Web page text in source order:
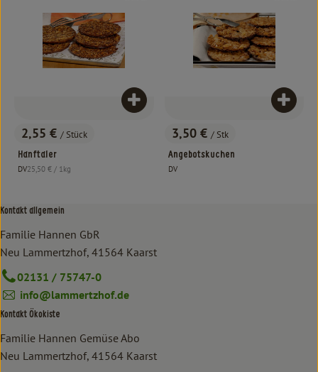
, Preis:
2,55 € / Stück
Hanftaler
, Herkunft:
DV, Referenzpreis:
25,50 € / 1kg
Produkt zum Warenkorb hinzufügen
, Preis:
3,50 € / Stk
Angebotskuchen
, Herkunft:
DV
Kontakt allgemein
Familie Hannen GbR
Neu Lammertzhof, 41564 Kaarst
02131 / 75747-0
info@lammertzhof.de
Kontakt Ökokiste
Familie Hannen Gemüse Abo
Neu Lammertzhof, 41564 Kaarst